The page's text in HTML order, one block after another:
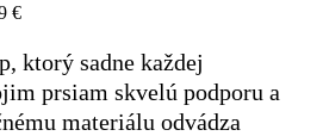
€
ktorý sadne každej
prsiam skvelú podporu a
materiálu odvádza